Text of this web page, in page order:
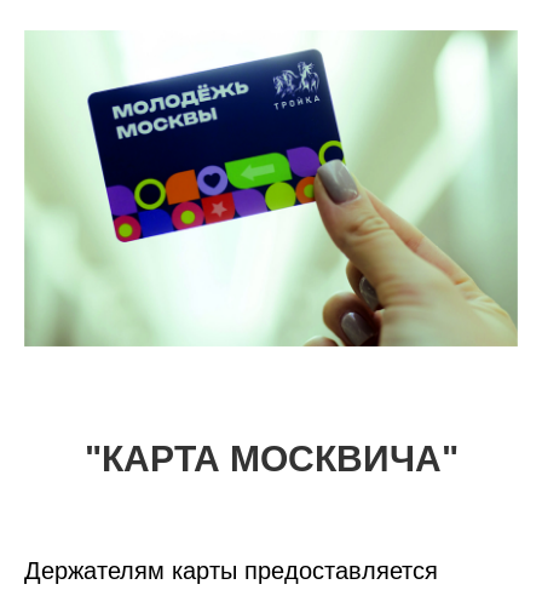
"КАРТА МОСКВИЧА"
Держателям карты предоставляется